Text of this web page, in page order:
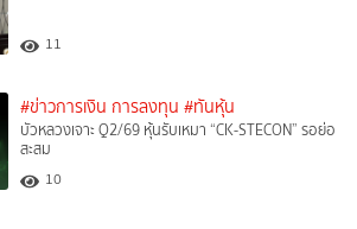
11
#ข่าวการเงิน การลงทุน #ทันหุ้น
บัวหลวงเจาะ Q2/69 หุ้นรับเหมา “CK-STECON” รอย่อ
สะสม
10